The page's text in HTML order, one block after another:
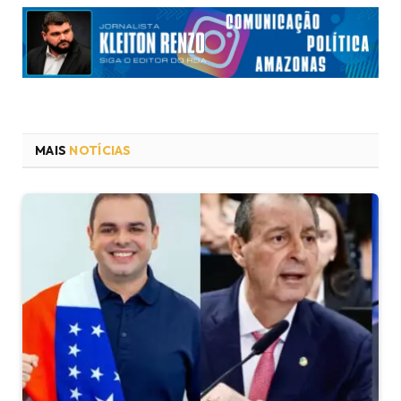
MAIS NOTÍCIAS